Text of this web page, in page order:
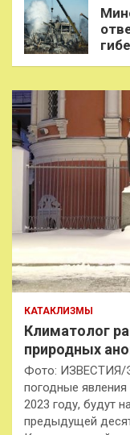
КАТАКЛИЗМЫ
Климатолог
природных
Фото: ИЗВЕСТИЯ/
погодные
2023 году, будут
предыдущей